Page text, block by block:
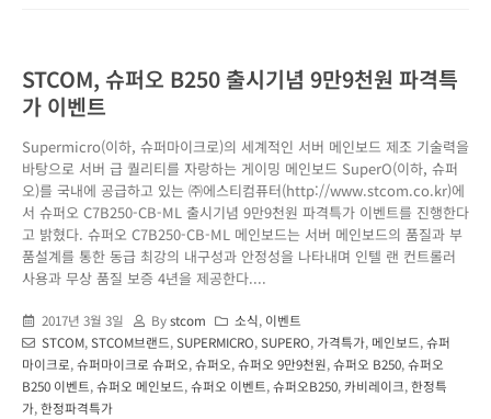
STCOM, 슈퍼오 B250 출시기념 9만9천원 파격특
가 이벤트
Supermicro(이하, 슈퍼마이크로)의 세계적인 서버 메인보드 제조 기술력을
바탕으로 서버 급 퀄리티를 자랑하는 게이밍 메인보드 SuperO(이하, 슈퍼
오)를 국내에 공급하고 있는 ㈜에스티컴퓨터(http://www.stcom.co.kr)에
서 슈퍼오 C7B250-CB-ML 출시기념 9만9천원 파격특가 이벤트를 진행한다
고 밝혔다. 슈퍼오 C7B250-CB-ML 메인보드는 서버 메인보드의 품질과 부
품설계를 통한 동급 최강의 내구성과 안정성을 나타내며 인텔 랜 컨트롤러
사용과 무상 품질 보증 4년을 제공한다....
2017년 3월 3일 Bystcom 소식, 이벤트
STCOM,STCOM브랜드,SUPERMICRO,SUPERO, 가격특가, 메인보드,슈퍼
마이크로,슈퍼마이크로 슈퍼오,슈퍼오,슈퍼오 9만9천원,슈퍼오 B250,슈퍼오
B250 이벤트,슈퍼오 메인보드,슈퍼오 이벤트,슈퍼오B250,카비레이크,한정특
가,한정파격특가